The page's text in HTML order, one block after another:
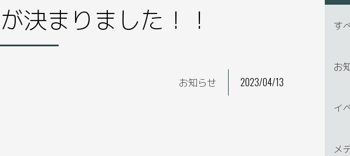
が決まりました！！
お知らせ 2023/04/13
す
お
イ
メ